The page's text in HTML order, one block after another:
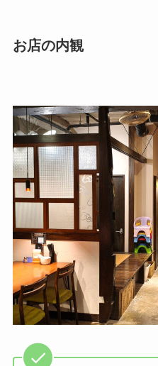
お店の内観